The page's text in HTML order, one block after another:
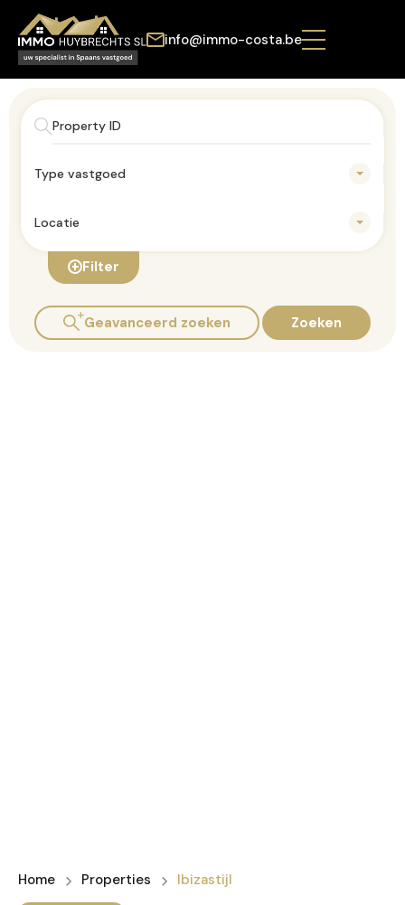
info@immo-costa.be
Type vastgoed
Locatie
Filter
Geavanceerd zoeken Zoeken
Home Properties Ibizastijl